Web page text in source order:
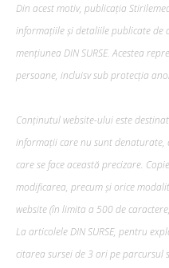
Din acest motiv, publicația
informațiile și detaliile publicate de
mențiunea DIN SURSE. Acestea
persoane, incluisv sub protecția
Conținutul website-ului este
informații care nu sunt denaturate,
care se face această precizare.
modificarea, precum şi orice
website (în limita a 500 de
La articolele DIN SURSE, pentru
citarea sursei de 3 ori pe parcursul